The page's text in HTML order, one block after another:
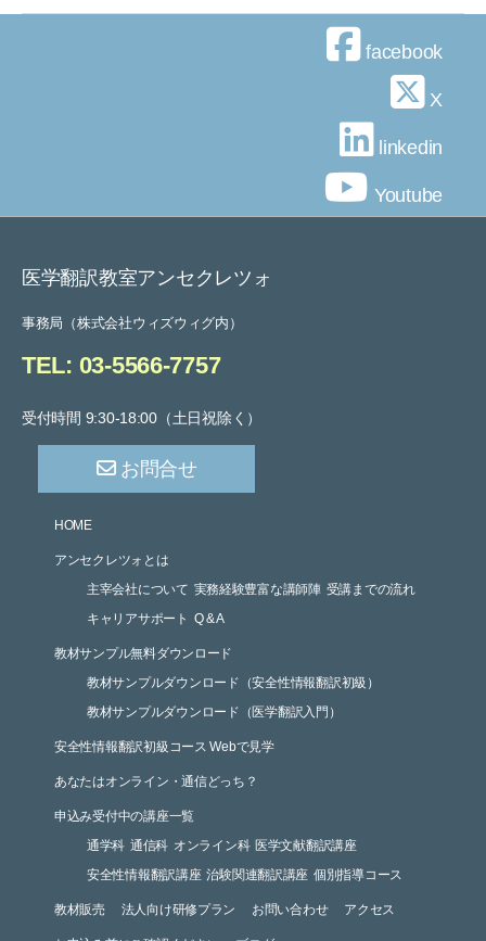
facebook
X
linkedin
Youtube
医学翻訳教室アンセクレツォ
事務局（株式会社ウィズウィグ内）
TEL: 03-5566-7757
受付時間 9:30-18:00（土日祝除く）
お問合せ
HOME
アンセクレツォとは
主宰会社について 実務経験豊富な講師陣 受講までの流れ
キャリアサポート Q & A
教材サンプル無料ダウンロード
教材サンプルダウンロード（安全性情報翻訳初級）
教材サンプルダウンロード（医学翻訳入門）
安全性情報翻訳初級コース Webで見学
あなたはオンライン・通信どっち？
申込み受付中の講座一覧
通学科 通信科 オンライン科 医学文献翻訳講座
安全性情報翻訳講座 治験関連翻訳講座 個別指導コース
教材販売 法人向け研修プラン お問い合わせ アクセス